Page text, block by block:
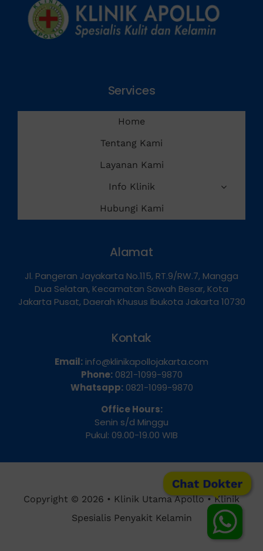
Chat Dokter
Services
Home
Tentang Kami
Layanan Kami
Info Klinik
Hubungi Kami
Alamat
Jl. Pangeran Jayakarta No.115, RT.9/RW.7, Mangga
Dua Selatan, Kecamatan Sawah Besar, Kota
Jakarta Pusat, Daerah Khusus Ibukota Jakarta 10730
Kontak
Email: info@klinikapollojakarta.com
Phone:0821-1099-9870
Whatsapp:0821-1099-9870
Office Hours:
Senin s/d Minggu
Pukul: 09.00-19.00 WIB
Copyright © 2026 • Klinik Utama Apollo • Klinik
Spesialis Penyakit Kelamin